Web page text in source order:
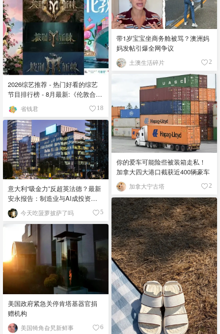
2026综艺推荐 - 热门好看的综艺
节目排行榜 - 8月最新:《​​伦敦合伙
人》回归啦
省钱君 18
带1岁宝宝坐商务舱被骂？澳洲妈
妈发帖引爆全网争议
土澳生活碎片 2
你的爱车可能险些被装箱走私！
加拿大四大港口截获近400辆豪车
加拿大宁古塔 2
意大利“吸金力”反超英法德？最新
安永报告：制造业与AI成投资新
宠！ 今天吃菠萝披萨了吗 5
美国政府紧急关停肯塔基器官捐
赠机构
美国犄角旮旯新鲜事 6